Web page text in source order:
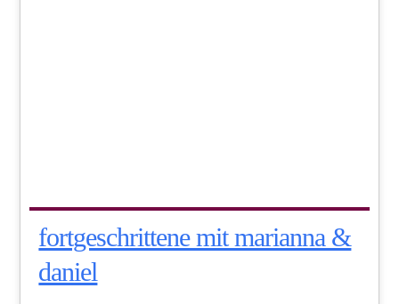
fortgeschrittene mit marianna &
daniel